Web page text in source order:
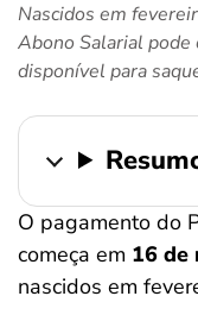
ferramentas
Nascidos em
Abono Salarial
disponível para
O pagamento do
começa em 16 de
nascidos em